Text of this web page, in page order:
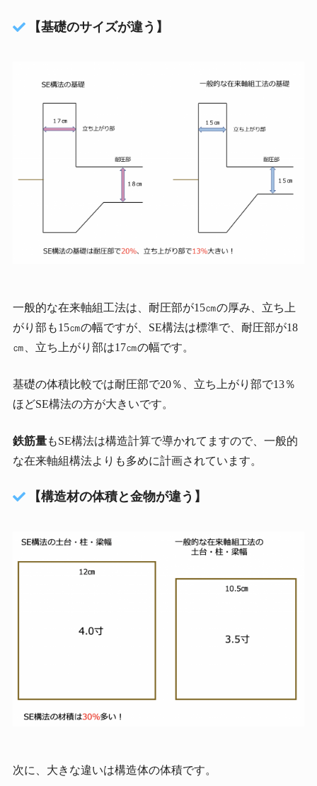
【基礎のサイズが違う】
一般的な在来軸組工法は、耐圧部が15㎝の厚み、立ち上
がり部も15㎝の幅ですが、SE構法は標準で、耐圧部が18
㎝、立ち上がり部は17㎝の幅です。
基礎の体積比較では耐圧部で20％、立ち上がり部で13％
ほどSE構法の方が大きいです。
鉄筋量もSE構法は構造計算で導かれてますので、一般的
な在来軸組構法よりも多めに計画されています。
【構造材の体積と金物が違う】
次に、大きな違いは構造体の体積です。